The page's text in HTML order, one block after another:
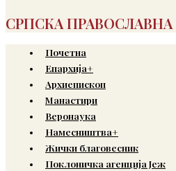
СРПСКА
Почетна
Епархија+
Архиепископ
Манастири
Веронаука
Намесништва+
Жички благовесник
Поклоничка агенција Јеж